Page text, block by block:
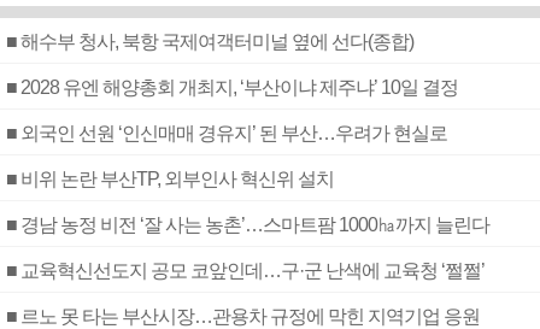
■ 해수부 청사, 북항 국제여객터미널 옆에 선다(종합)
■ 2028 유엔 해양총회 개최지, ‘부산이냐 제주냐’ 10일 결정
■ 외국인 선원 ‘인신매매 경유지’ 된 부산…우려가 현실로
■ 비위 논란 부산TP, 외부인사 혁신위 설치
■ 경남 농정 비전 ‘잘 사는 농촌’…스마트팜 1000㏊까지 늘린다
■ 교육혁신선도지 공모 코앞인데…구·군 난색에 교육청 ‘쩔쩔’
■ 르노 못 타는 부산시장…관용차 규정에 막힌 지역기업 응원